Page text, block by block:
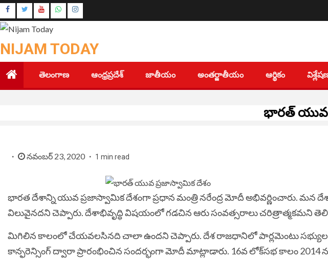
Skip
to
content
Youtube
Instagram
NIJAM TODAY
తెలంగాణ ఆంధ్రప్రదేశ్ జాతీయం అంతర్జాతీయం ఆర్థికం
భారత్ యువ
నవంబర్ 23, 2020 1 min read
భారత దేశాన్ని యువ ప్రజాస్వామిక దేశంగా ప్రధాన మంత్రి నరేంద్ర మోదీ అభివర్ణించారు. మన
విలువైనదని చెప్పారు. దేశాభివృద్ధి విషయంలో గడచిన ఆరు సంవత్సరాలు చరిత్రాత్మకమని
మిగిలిన కాలంలో చేయవలసినది చాలా ఉందని చెప్పారు. దేశ రాజధానిలో పార్లమెంటు సభ్యుల
కాన్ఫరెన్సింగ్ ద్వారా ప్రారంభించిన సందర్భంగా మోదీ మాట్లాడారు. 16వ లోక్‌సభ కాలం 2014